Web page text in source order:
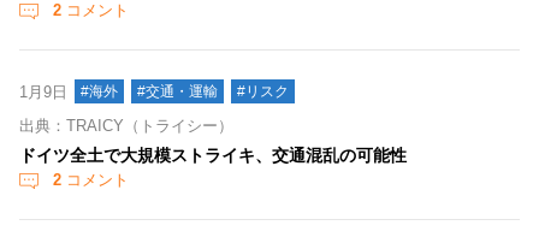
2 コメント
1月9日 #海外 #交通・運輸 #リスク
出典：TRAICY（トライシー）
ドイツ全土で大規模ストライキ、交通混乱の可能性
2 コメント